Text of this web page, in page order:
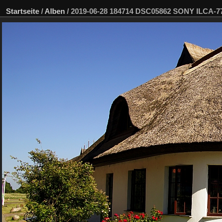
Startseite / Alben / 2019-06-28 184714 DSC05862 SONY ILCA-